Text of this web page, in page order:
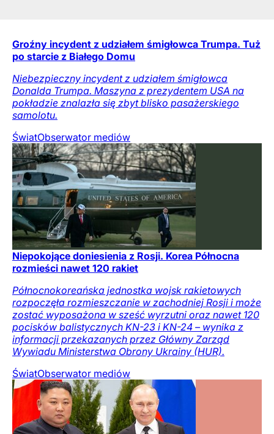
Groźny incydent z udziałem śmigłowca Trumpa. Tuż
po starcie z Białego Domu
Niebezpieczny incydent z udziałem śmigłowca
Donalda Trumpa. Maszyna z prezydentem USA na
pokładzie znalazła się zbyt blisko pasażerskiego
samolotu.
ŚwiatObserwator mediów
Niepokojące doniesienia z Rosji. Korea Północna
rozmieści nawet 120 rakiet
Północnokoreańska jednostka wojsk rakietowych
rozpoczęła rozmieszczanie w zachodniej Rosji i może
zostać wyposażona w sześć wyrzutni oraz nawet 120
pocisków balistycznych KN-23 i KN-24 – wynika z
informacji przekazanych przez Główny Zarząd
Wywiadu Ministerstwa Obrony Ukrainy (HUR).
ŚwiatObserwator mediów